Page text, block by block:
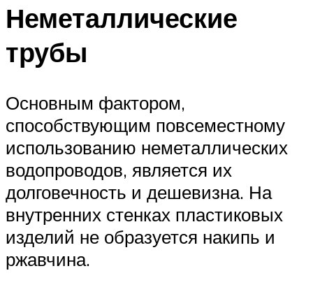
Неметаллические
трубы
Основным фактором,
способствующим повсеместному
использованию неметаллических
водопроводов, является их
долговечность и дешевизна. На
внутренних стенках пластиковых
изделий не образуется накипь и
ржавчина.